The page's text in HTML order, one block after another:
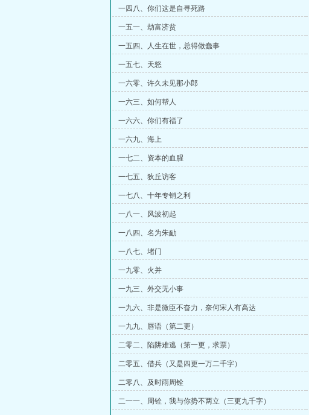
一四八、你们这是自寻死路
一五一、劫富济贫
一五四、人生在世，总得做蠢事
一五七、天怒
一六零、许久未见那小郎
一六三、如何帮人
一六六、你们有福了
一六九、海上
一七二、资本的血腥
一七五、狄丘访客
一七八、十年专销之利
一八一、风波初起
一八四、名为朱勔
一八七、堵门
一九零、火并
一九三、外交无小事
一九六、非是微臣不奋力，奈何宋人有高达
一九九、唇语（第二更）
二零二、陷阱难逃（第一更，求票）
二零五、借兵（又是四更一万二千字）
二零八、及时雨周铨
二一一、周铨，我与你势不两立（三更九千字）